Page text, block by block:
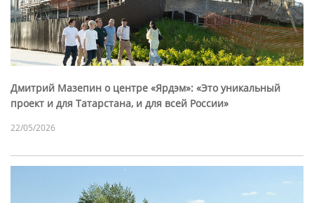
Дмитрий Мазепин о центре «Ярдэм»: «Это уникальный
проект и для Татарстана, и для всей России»
22/05/2026